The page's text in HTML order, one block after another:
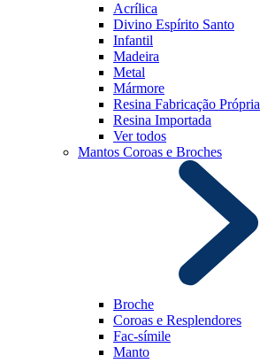
Acrílica
Divino Espírito Santo
Infantil
Madeira
Metal
Mármore
Resina Fabricação Própria
Resina Importada
Ver todos
Mantos Coroas e Broches
Broche
Coroas e Resplendores
Fac-símile
Manto